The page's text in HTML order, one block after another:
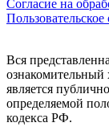
Согласие на
Вся
ознакомительный
является
определяемой
кодекса РФ.